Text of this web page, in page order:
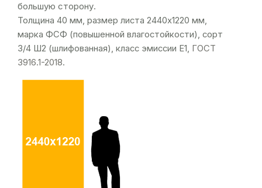
большую сторону.
Толщина 40 мм, размер листа 2440х1220 мм,
марка ФСФ (повышенной влагостойкости), сорт
3/4 Ш2 (шлифованная), класс эмиссии Е1, ГОСТ
3916.1-2018.